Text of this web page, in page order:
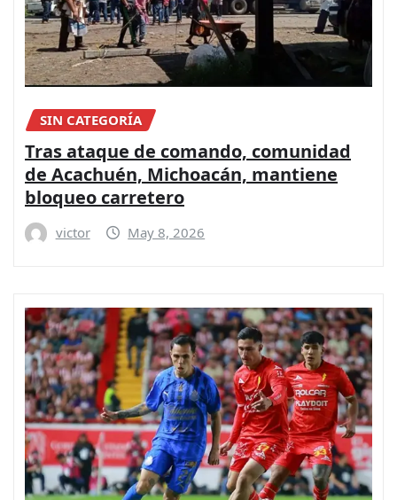
SIN CATEGORÍA
Tras ataque de comando, comunidad
de Acachuén, Michoacán, mantiene
bloqueo carretero
victor May 8, 2026